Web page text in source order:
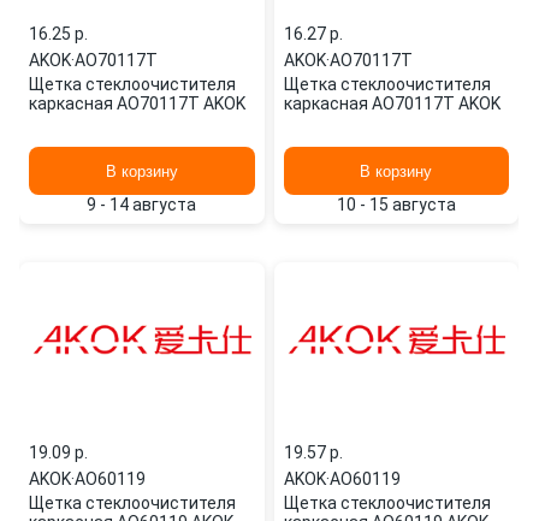
16.25 p.
AKOK·AO70117T
Щетка стеклоочистителя
каркасная AO70117T AKOK
В корзину
9 - 14 августа
16.27 p.
AKOK·AO70117T
Щетка стеклоочистителя
каркасная AO70117T AKOK
В корзину
10 - 15 августа
19.09 p.
AKOK·AO60119
Щетка стеклоочистителя
19.57 p.
AKOK·AO60119
Щетка стеклоочистителя